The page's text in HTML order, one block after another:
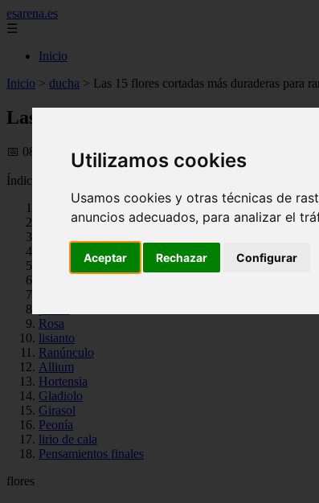
Utilizamos cookies
Usamos cookies y otras técnicas de
anuncios adecuados, para analizar el
Aceptar Rechazar Configurar
esarena.es
☰
Inicio
Inicio > ducha > Las 15 flores cortadas más duraderas para
Las 15 flores cortadas más duraderas
📅 08/08/2025
Índice
Las 15 flores cortadas más duraderas para ramos y
Nuestros favoritos
lirio peruano
Rosa
lisianto
Ranúnculo
Allium
Hortensia
Gladiolo
Girasol
Peonía
lirio de cala
Pensamientos finales
flores